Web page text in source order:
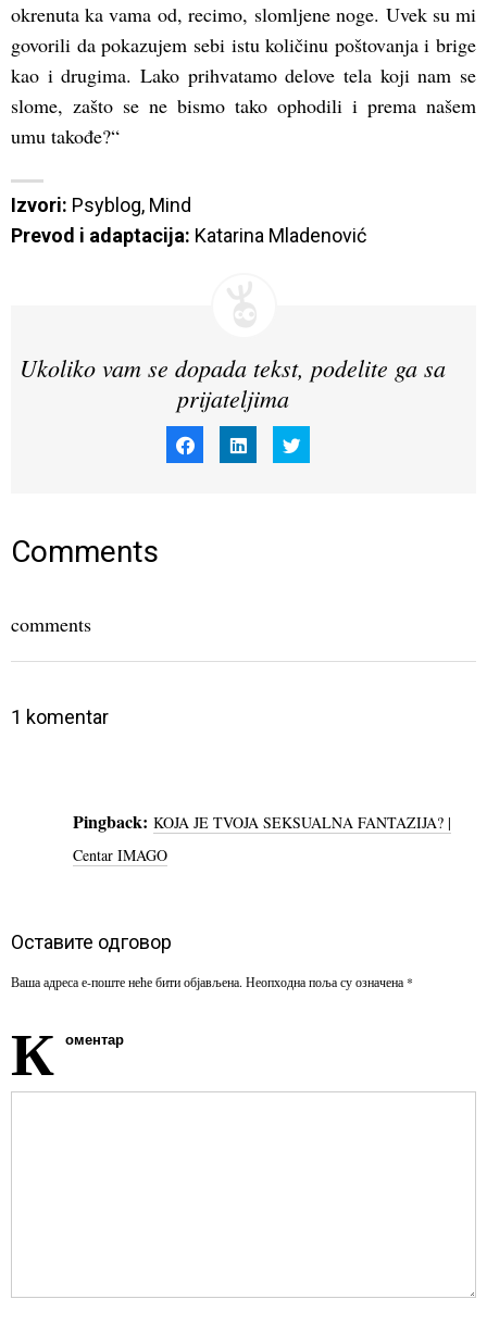
okrenuta ka vama od, recimo, slomljene noge. Uvek su mi
govorili da pokazujem sebi istu količinu poštovanja i brige
kao i drugima. Lako prihvatamo delove tela koji nam se
slome, zašto se ne bismo tako ophodili i prema našem
umu takođe?“
Izvori: Psyblog,
Prevod i adaptacija: Katarina Mladenović
Ukoliko vam se dopada tekst, podelite ga sa
prijateljima
share share share
Comments
comments
1 komentar
Pingback: KOJA JE TVOJA SEKSUALNA FANTAZIJA? |
Centar IMAGO
Оставите одговор
Ваша адреса е-поште неће бити објављена. Неопходна поља су означена *
К оментар